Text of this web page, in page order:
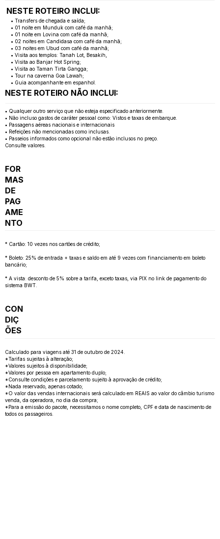
NESTE ROTEIRO INCLUI:
• Transfers de chegada e saída;
• 01 noite em Munduk com café da manhã;
• 01 noite em Lovina com café da manhã;
• 02 noites em Candidasa com café da manhã;
• 03 noites em Ubud com café da manhã;
• Visita aos templos: Tanah Lot, Besakih,
• Visita ao Banjar Hot Spring;
• Visita ao Taman Tirta Gangga;
• Tour na caverna Goa Lawah;
• Guia acompanhante em espanhol.
NESTE ROTEIRO NÃO INCLUI:
• Qualquer outro serviço que não esteja especificado anteriormente.
• Não incluso gastos de caráter pessoal como: Vistos e taxas de embarque.
• Passagens aéreas nacionais e internacionais
• Refeições não mencionadas como inclusas.
• Passeios informados como opcional não estão inclusos no preço.
Consulte valores.
FOR
MAS
DE
PAG
AME
NTO
* Cartão: 10 vezes nos cartões de crédito;
* Boleto: 25% de entrada + taxas e saldo em até 9 vezes com financiamento em boleto
bancário;
* A vista: desconto de 5% sobre a tarifa, exceto taxas, via PIX no link de pagamento do
sistema BWT.
CON
DIÇ
ÕES
Calculado para viagens até 31 de outubro de 2024.
*Tarifas sujeitas à alteração;
*Valores sujeitos à disponibilidade;
*Valores por pessoa em apartamento duplo;
*Consulte condições e parcelamento sujeito à aprovação de crédito;
*Nada reservado, apenas cotado;
*O valor das vendas internacionais será calculado em REAIS ao valor do câmbio turismo
venda, da operadora, no dia da compra;
*Para a emissão do pacote, necessitamos o nome completo, CPF e data de nascimento de
todos os passageiros.